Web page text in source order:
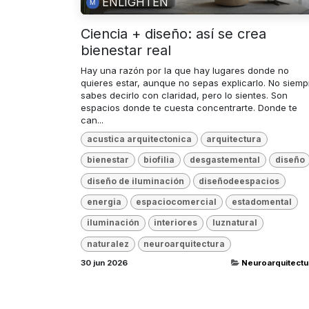
Ciencia + diseño: así se crea
bienestar real
Hay una razón por la que hay lugares donde no
quieres estar, aunque no sepas explicarlo. No
sabes decirlo con claridad, pero lo sientes. Son
espacios donde te cuesta concentrarte. Donde te
can...
acustica arquitectonica arquitectura
bienestar biofilia desgastemental diseño
diseño de iluminación diseñodeespacios
energia espaciocomercial estadomental
iluminación interiores luznatural
naturalez neuroarquitectura
30 jun 2026